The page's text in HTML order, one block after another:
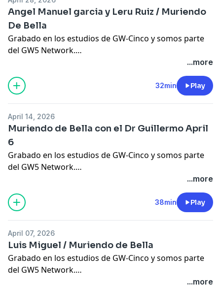
Angel Manuel garcia y Leru Ruiz / Muriendo
De Bella
Grabado en los estudios de GW-Cinco y somos parte
del GW5 Network.
https://www.facebook.com/MissDreuxill...​
You Tube
Instagram
https://instagram.com/dreuxilladivine...​
Tienda Virtual
https://teespring.com/stores/dreuxilla
Tik Tok
...more
32min Play
April 14, 2026
Muriendo de Bella con el Dr Guillermo April
6
Grabado en los estudios de GW-Cinco y somos parte
del GW5 Network.
https://www.facebook.com/MissDreuxill...​
You Tube
Instagram
https://instagram.com/dreuxilladivine...​
Tienda Virtual
https://teespring.com/stores/dreuxilla
...more
38min Play
April 07, 2026
Luis Miguel / Muriendo de Bella
Grabado en los estudios de GW-Cinco y somos parte
del GW5 Network.
...more